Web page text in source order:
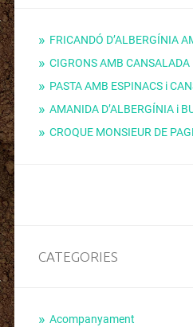
FRICANDÓ D’ALBERGÍNIA
CIGRONS AMB CANSALADA
PASTA AMB ESPINACS i
AMANIDA D’ALBERGÍNIA i
CROQUE MONSIEUR DE
CATEGORIES
Acompanyament